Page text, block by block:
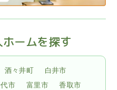
ームを探す
酒々井町
白井市
市 富里市
香取市